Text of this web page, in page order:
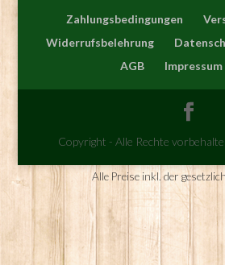
Zahlungsbedingungen
Widerrufsbelehrung
AGB
Impressum
Copyright - Alle Rechte
Alle Preise inkl. der